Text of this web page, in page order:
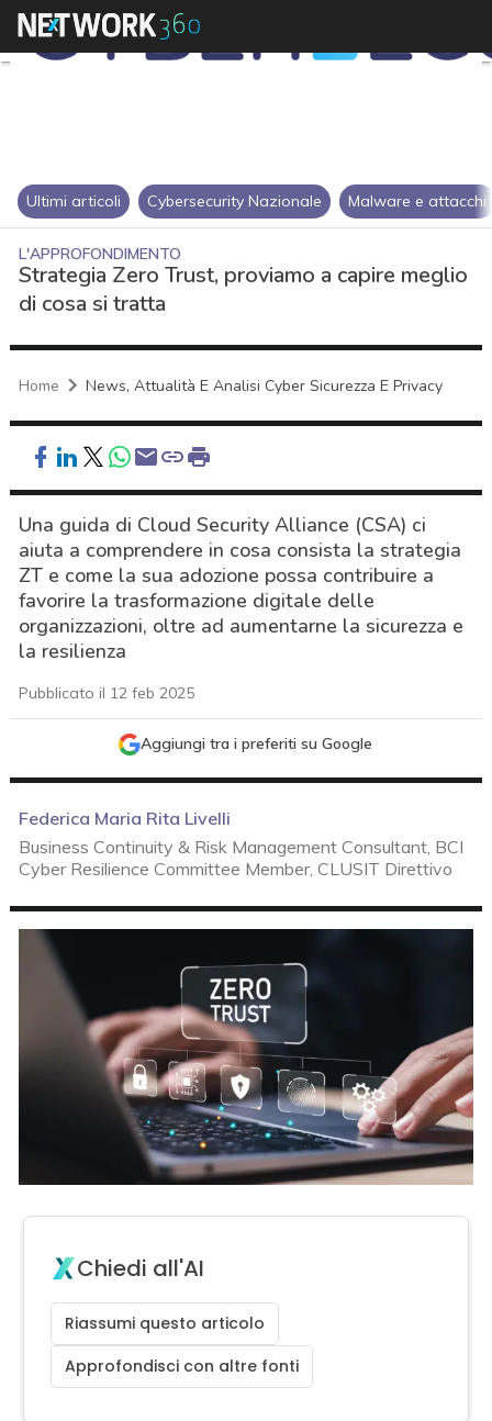
Ultimi articoli Cybersecurity Nazionale Malware e attacchi
L'APPROFONDIMENTO
Strategia Zero Trust, proviamo a capire meglio
di cosa si tratta
Home News, Attualità E Analisi Cyber Sicurezza E Privacy
Una guida di Cloud Security Alliance (CSA) ci
aiuta a comprendere in cosa consista la strategia
ZT e come la sua adozione possa contribuire a
favorire la trasformazione digitale delle
organizzazioni, oltre ad aumentarne la sicurezza e
la resilienza
Pubblicato il 12 feb 2025
Aggiungi tra i preferiti su Google
Federica Maria Rita Livelli
Business Continuity & Risk Management Consultant, BCI
Cyber Resilience Committee Member, CLUSIT Direttivo
Chiedi all'AI
Riassumi questo articolo
Approfondisci con altre fonti